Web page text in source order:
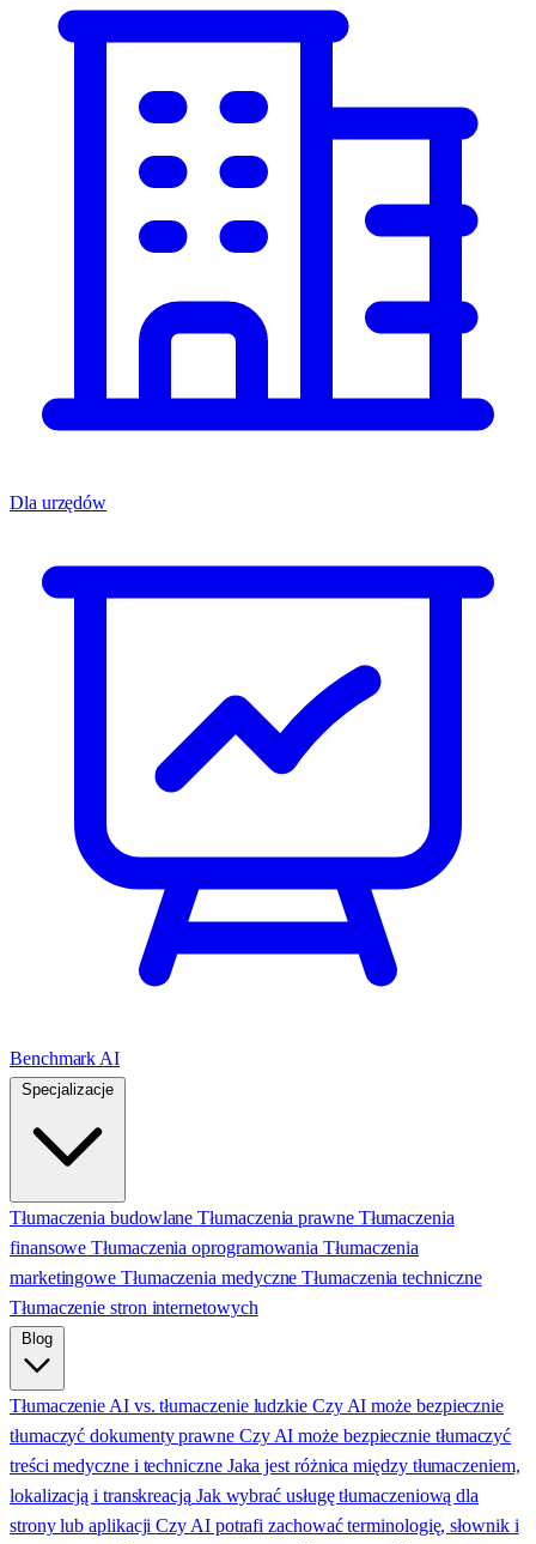
Dla urzędów
Benchmark AI
Tłumaczenia budowlane Tłumaczenia prawne Tłumaczenia
finansowe Tłumaczenia oprogramowania Tłumaczenia
marketingowe Tłumaczenia medyczne Tłumaczenia techniczne
Tłumaczenie stron internetowych
Tłumaczenie AI vs. tłumaczenie ludzkie Czy AI może bezpiecznie
tłumaczyć dokumenty prawne Czy AI może bezpiecznie tłumaczyć
treści medyczne i techniczne Jaka jest różnica między tłumaczeniem,
lokalizacją i transkreacją Jak wybrać usługę tłumaczeniową dla
strony lub aplikacji Czy AI potrafi zachować terminologię, słownik i